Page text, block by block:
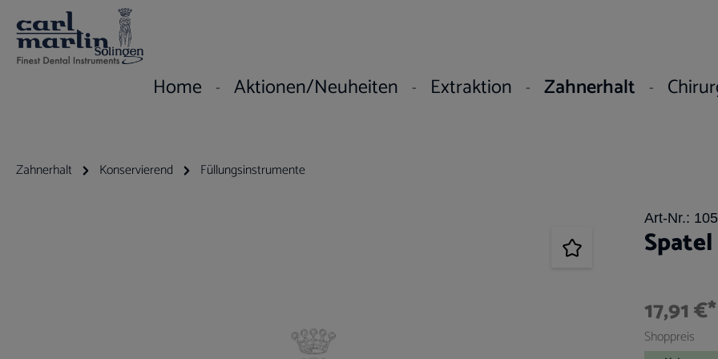
Hauptinhalt springen
Zur Hauptnavigation springen
Home Aktionen/Neuheiten Extraktion Zahnerhalt
Zahnerhalt Konservierend Füllungsinstrumente
Art-Nr.:
17,91 €*
Shoppreis